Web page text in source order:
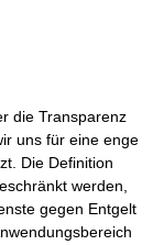
die Transparenz
uns für eine enge
Die Definition
werden,
gegen Entgelt